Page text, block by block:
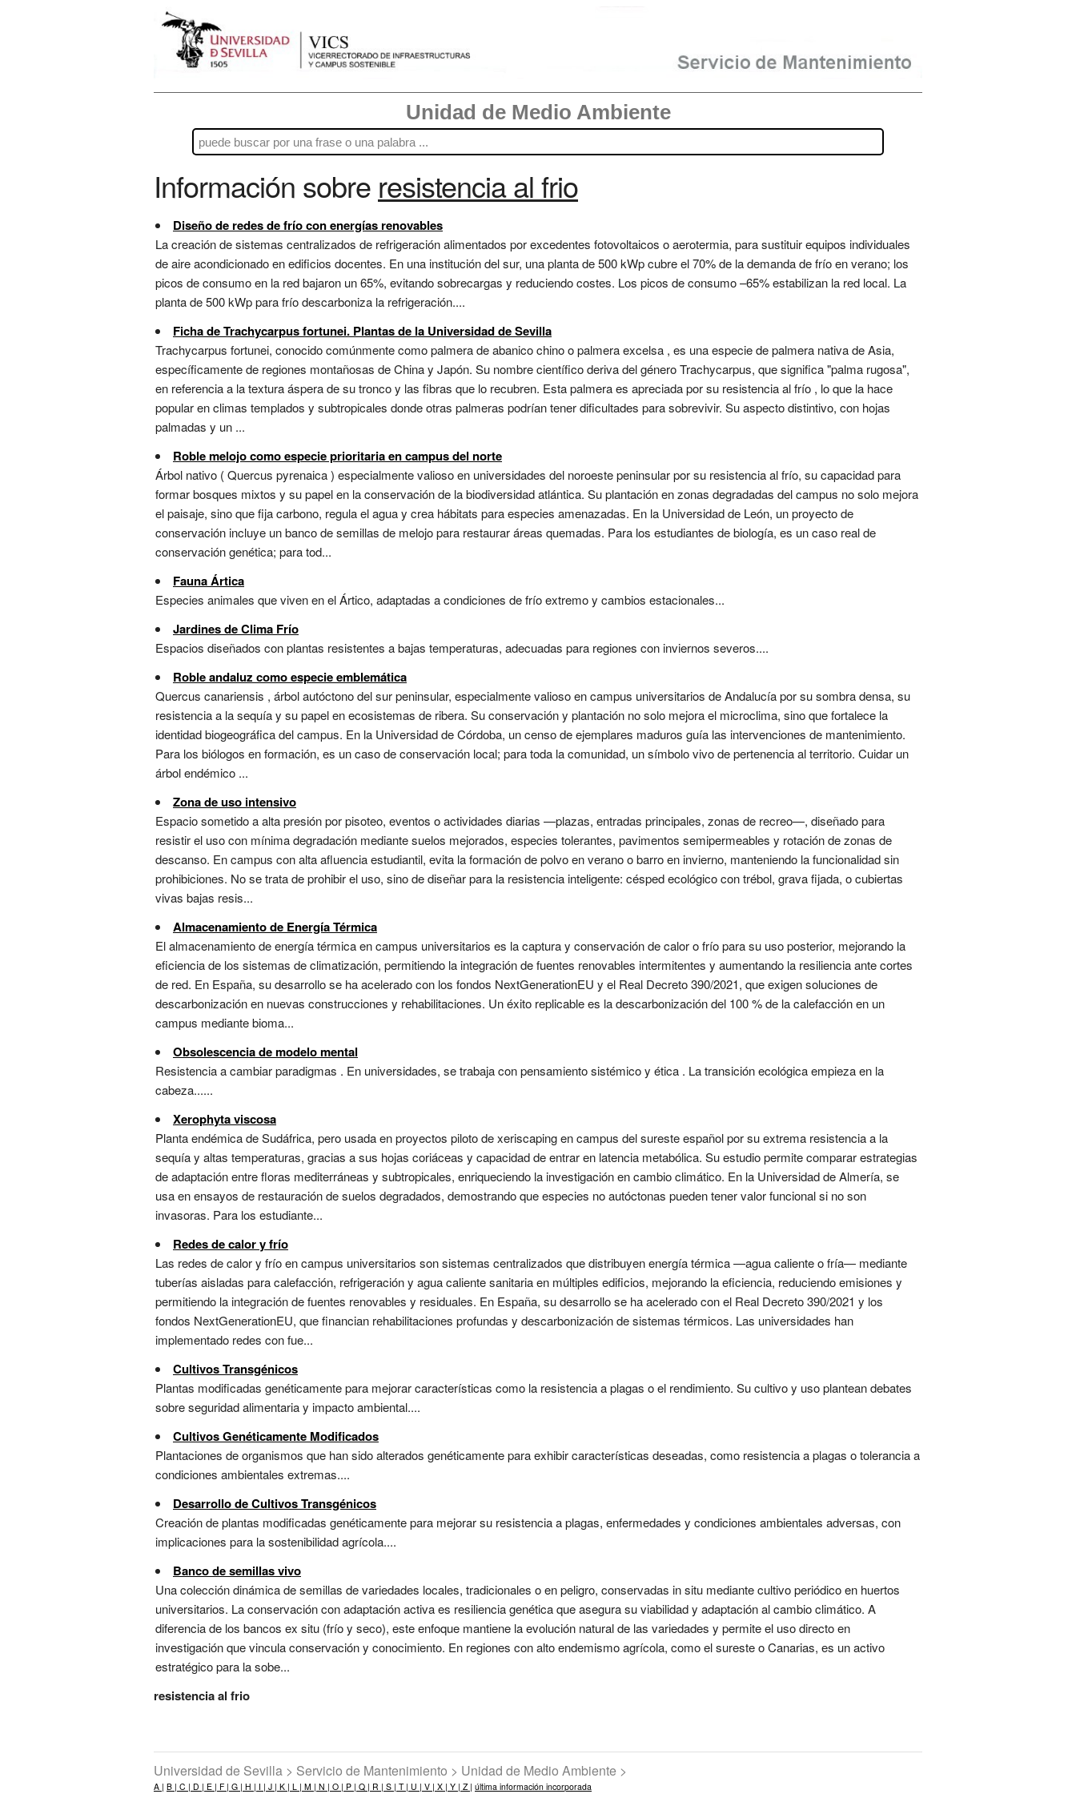
Unidad de Medio Ambiente
Información sobre resistencia al frio
Diseño de redes de frío con energías renovables
La creación de sistemas centralizados de refrigeración alimentados por excedentes fotovoltaicos o aerotermia, para sustituir equipos individuales
de aire acondicionado en edificios docentes. En una institución del sur, una planta de 500 kWp cubre el 70% de la demanda de frío en verano; los
picos de consumo en la red bajaron un 65%, evitando sobrecargas y reduciendo costes. Los picos de consumo –65% estabilizan la red local. La
planta de 500 kWp para frío descarboniza la refrigeración....
Ficha de Trachycarpus fortunei. Plantas de la Universidad de Sevilla
Trachycarpus fortunei, conocido comúnmente como palmera de abanico chino o palmera excelsa , es una especie de palmera nativa de Asia,
específicamente de regiones montañosas de China y Japón. Su nombre científico deriva del género Trachycarpus, que significa "palma rugosa",
en referencia a la textura áspera de su tronco y las fibras que lo recubren. Esta palmera es apreciada por su resistencia al frío , lo que la hace
popular en climas templados y subtropicales donde otras palmeras podrían tener dificultades para sobrevivir. Su aspecto distintivo, con hojas
palmadas y un ...
Roble melojo como especie prioritaria en campus del norte
Árbol nativo ( Quercus pyrenaica ) especialmente valioso en universidades del noroeste peninsular por su resistencia al frío, su capacidad para
formar bosques mixtos y su papel en la conservación de la biodiversidad atlántica. Su plantación en zonas degradadas del campus no solo mejora
el paisaje, sino que fija carbono, regula el agua y crea hábitats para especies amenazadas. En la Universidad de León, un proyecto de
conservación incluye un banco de semillas de melojo para restaurar áreas quemadas. Para los estudiantes de biología, es un caso real de
conservación genética; para tod...
Fauna Ártica
Especies animales que viven en el Ártico, adaptadas a condiciones de frío extremo y cambios estacionales...
Jardines de Clima Frío
Espacios diseñados con plantas resistentes a bajas temperaturas, adecuadas para regiones con inviernos severos....
Roble andaluz como especie emblemática
Quercus canariensis , árbol autóctono del sur peninsular, especialmente valioso en campus universitarios de Andalucía por su sombra densa, su
resistencia a la sequía y su papel en ecosistemas de ribera. Su conservación y plantación no solo mejora el microclima, sino que fortalece la
identidad biogeográfica del campus. En la Universidad de Córdoba, un censo de ejemplares maduros guía las intervenciones de mantenimiento.
Para los biólogos en formación, es un caso de conservación local; para toda la comunidad, un símbolo vivo de pertenencia al territorio. Cuidar un
árbol endémico ...
Zona de uso intensivo
Espacio sometido a alta presión por pisoteo, eventos o actividades diarias —plazas, entradas principales, zonas de recreo—, diseñado para
resistir el uso con mínima degradación mediante suelos mejorados, especies tolerantes, pavimentos semipermeables y rotación de zonas de
descanso. En campus con alta afluencia estudiantil, evita la formación de polvo en verano o barro en invierno, manteniendo la funcionalidad sin
prohibiciones. No se trata de prohibir el uso, sino de diseñar para la resistencia inteligente: césped ecológico con trébol, grava fijada, o cubiertas
vivas bajas resis...
Almacenamiento de Energía Térmica
El almacenamiento de energía térmica en campus universitarios es la captura y conservación de calor o frío para su uso posterior, mejorando la
eficiencia de los sistemas de climatización, permitiendo la integración de fuentes renovables intermitentes y aumentando la resiliencia ante cortes
de red. En España, su desarrollo se ha acelerado con los fondos NextGenerationEU y el Real Decreto 390/2021, que exigen soluciones de
descarbonización en nuevas construcciones y rehabilitaciones. Un éxito replicable es la descarbonización del 100 % de la calefacción en un
campus mediante bioma...
Obsolescencia de modelo mental
Resistencia a cambiar paradigmas . En universidades, se trabaja con pensamiento sistémico y ética . La transición ecológica empieza en la
cabeza......
Xerophyta viscosa
Planta endémica de Sudáfrica, pero usada en proyectos piloto de xeriscaping en campus del sureste español por su extrema resistencia a la
sequía y altas temperaturas, gracias a sus hojas coriáceas y capacidad de entrar en latencia metabólica. Su estudio permite comparar estrategias
de adaptación entre floras mediterráneas y subtropicales, enriqueciendo la investigación en cambio climático. En la Universidad de Almería, se
usa en ensayos de restauración de suelos degradados, demostrando que especies no autóctonas pueden tener valor funcional si no son
invasoras. Para los estudiante...
Redes de calor y frío
Las redes de calor y frío en campus universitarios son sistemas centralizados que distribuyen energía térmica —agua caliente o fría— mediante
tuberías aisladas para calefacción, refrigeración y agua caliente sanitaria en múltiples edificios, mejorando la eficiencia, reduciendo emisiones y
permitiendo la integración de fuentes renovables y residuales. En España, su desarrollo se ha acelerado con el Real Decreto 390/2021 y los
fondos NextGenerationEU, que financian rehabilitaciones profundas y descarbonización de sistemas térmicos. Las universidades han
implementado redes con fue...
Cultivos Transgénicos
Plantas modificadas genéticamente para mejorar características como la resistencia a plagas o el rendimiento. Su cultivo y uso plantean debates
sobre seguridad alimentaria y impacto ambiental....
Cultivos Genéticamente Modificados
Plantaciones de organismos que han sido alterados genéticamente para exhibir características deseadas, como resistencia a plagas o tolerancia a
condiciones ambientales extremas....
Desarrollo de Cultivos Transgénicos
Creación de plantas modificadas genéticamente para mejorar su resistencia a plagas, enfermedades y condiciones ambientales adversas, con
implicaciones para la sostenibilidad agrícola....
Banco de semillas vivo
Una colección dinámica de semillas de variedades locales, tradicionales o en peligro, conservadas in situ mediante cultivo periódico en huertos
universitarios. La conservación con adaptación activa es resiliencia genética que asegura su viabilidad y adaptación al cambio climático. A
diferencia de los bancos ex situ (frío y seco), este enfoque mantiene la evolución natural de las variedades y permite el uso directo en
investigación que vincula conservación y conocimiento. En regiones con alto endemismo agrícola, como el sureste o Canarias, es un activo
estratégico para la sobe...
resistencia al frio
Universidad de Sevilla > Servicio de Mantenimiento > Unidad de Medio Ambiente >
A | B | C | D | E | F | G | H | I | J | K | L | M | N | O | P | Q | R | S | T | U | V | X | Y | Z | última información incorporada